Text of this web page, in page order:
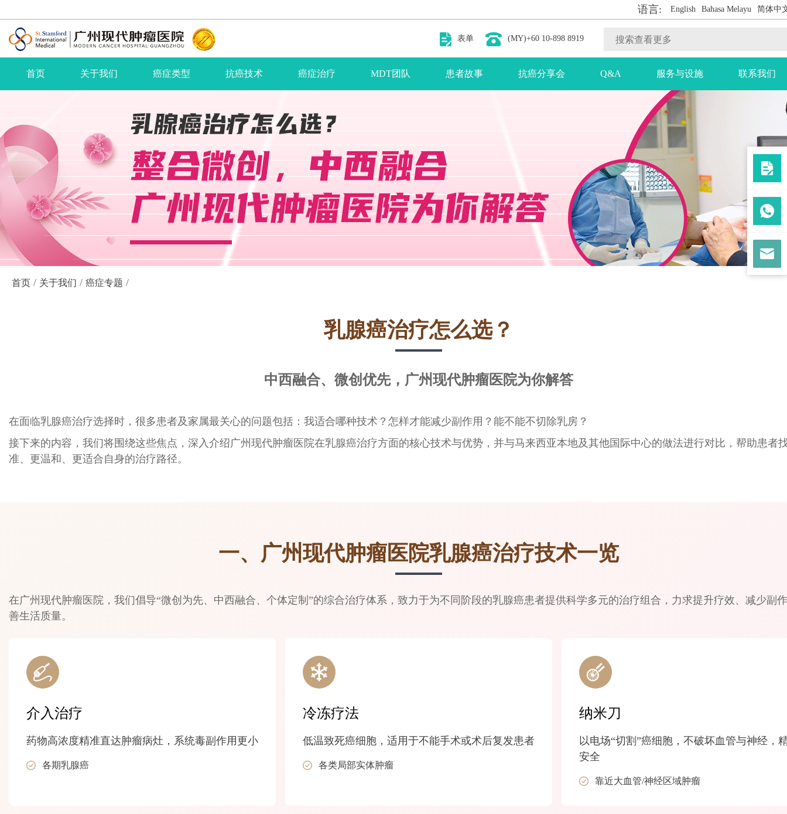
语言: English Bahasa Melayu 简体中
表单 (MY)+60 10-898 8919
首页 关于我们 癌症类型 抗癌技术 癌症治疗 MDT团队 患者故事 抗癌分享会 Q&A 服务与设施 联系我们
首页 / 关于我们 / 癌症专题 /
乳腺癌治疗怎么选？
中西融合、微创优先，广州现代肿瘤医院为你解答
在面临乳腺癌治疗选择时，很多患者及家属最关心的问题包括：我适合哪种技术？怎样才能减少副作用？能不能不切除乳房？
接下来的内容，我们将围绕这些焦点，深入介绍广州现代肿瘤医院在乳腺癌治疗方面的核心技术与优势，并与马来西亚本地及其他国际中心的做法进行对比，帮助患者
准、更温和、更适合自身的治疗路径。
一、广州现代肿瘤医院乳腺癌治疗技术一览
在广州现代肿瘤医院，我们倡导“微创为先、中西融合、个体定制”的综合治疗体系，致力于为不同阶段的乳腺癌患者提供科学多元的治疗组合，力求提升疗效、减少副
善生活质量。
介入治疗
药物高浓度精准直达肿瘤病灶，系统毒副作用更小
各期乳腺癌
冷冻疗法
低温致死癌细胞，适用于不能手术或术后复发患者
各类局部实体肿瘤
纳米刀
以电场“切割”癌细胞，不破坏血管与神经，
安全
靠近大血管/神经区域肿瘤